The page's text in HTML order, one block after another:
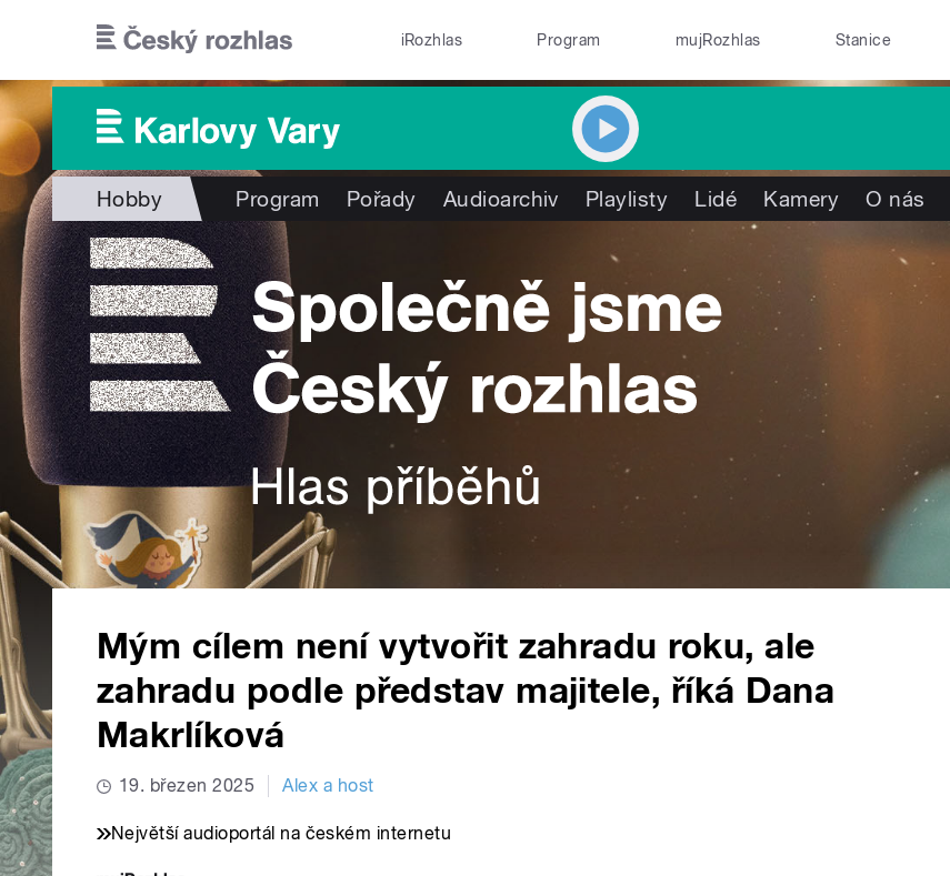
iRozhlas Program mujRozhlas Stanice
Hobby Program Pořady Audioarchiv Playlisty Lidé Kamery O nás
Mým cílem není vytvořit zahradu roku, ale
zahradu podle představ majitele, říká Dana
Makrlíková
19. březen 2025 Alex a host
Největší audioportál na českém internetu